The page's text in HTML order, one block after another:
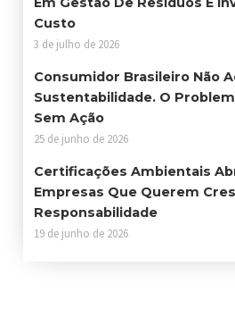
Custo
3 de julho de 2026
Consumidor Brasileiro Não
Sustentabilidade. O
Sem Ação
25 de junho de 2026
Certificações Ambientais
Empresas Que Querem
Responsabilidade
19 de junho de 2026